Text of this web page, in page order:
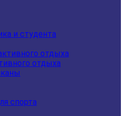
и студента
отдыха
спорта